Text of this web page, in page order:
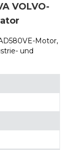
VOLVO-
Motor,
und